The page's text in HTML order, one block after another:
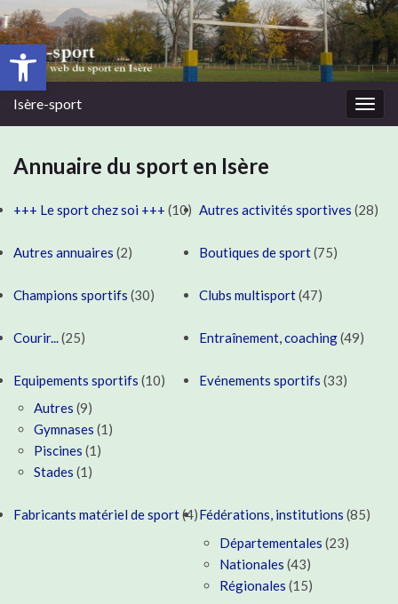
Ouvrir la barre d’outils
Isère-sport
Annuaire du sport en Isère
+++ Le sport chez soi +++ (10) Autres activités sportives (28)
Autres annuaires (2) Boutiques de sport(75)
Champions sportifs (30) Clubs multisport(47)
Courir...(25) Entraînement, coaching(49)
Equipements sportifs (10)
Autres (9)
Gymnases (1)
Piscines (1)
Stades (1)
Evénements sportifs (33)
Fabricants matériel de sport(4)Fédérations, institutions (85)
Départementales (23)
Nationales (43)
Régionales (15)